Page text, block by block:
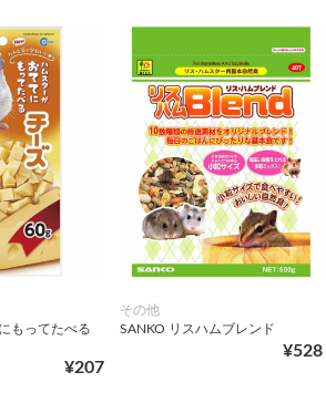
もってたべる
¥207
その他
SANKO リスハムブレンド
¥528